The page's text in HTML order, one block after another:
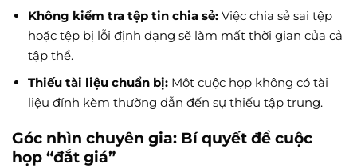
Không kiểm tra tệp tin chia sẻ:Việc chia sẻ sai tệp
hoặc tệp bị lỗi định dạng sẽ làm mất thời gian của cả
tập thể.
Thiếu tài liệu chuẩn bị:Một cuộc họp không có tài
liệu đính kèm thường dẫn đến sự thiếu tập trung.
Góc nhìn chuyên gia: Bí quyết để cuộc
họp “đắt giá”